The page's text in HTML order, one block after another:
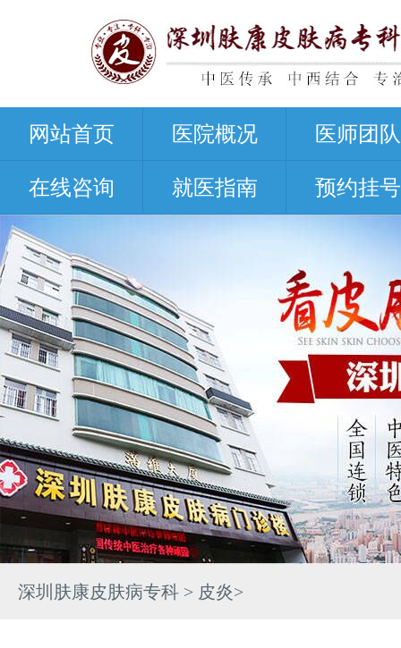
网站首页 医院概况 医师团队
在线咨询 就医指南 预约挂号
深圳肤康皮肤病专科 > 皮炎>